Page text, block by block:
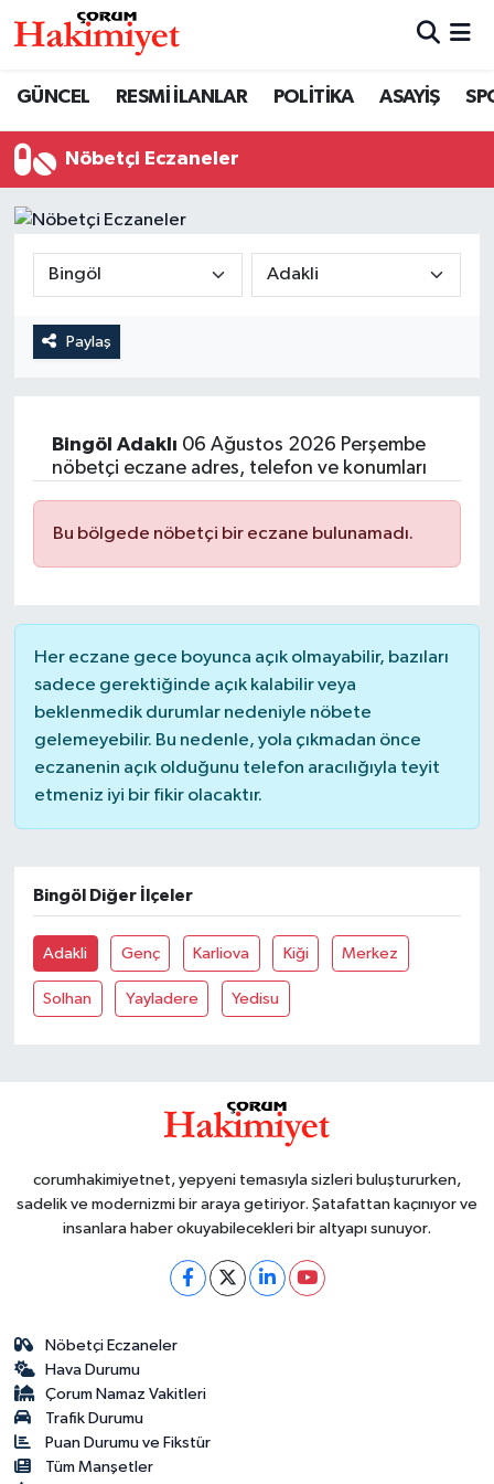
GÜNCEL RESMİ İLANLAR POLİTİKA ASAYİŞ
Nöbetçi Eczaneler
Paylaş
Bingöl Adaklı 06 Ağustos 2026 Perşembe
nöbetçi eczane adres, telefon ve konumları
Bu bölgede nöbetçi bir eczane bulunamadı.
Her eczane gece boyunca açık olmayabilir, bazıları
sadece gerektiğinde açık kalabilir veya
beklenmedik durumlar nedeniyle nöbete
gelemeyebilir. Bu nedenle, yola çıkmadan önce
eczanenin açık olduğunu telefon aracılığıyla teyit
etmeniz iyi bir fikir olacaktır.
Bingöl Diğer İlçeler
Adakli Genç Karliova Kiği Merkez
Solhan Yayladere Yedisu
corumhakimiyetnet, yepyeni temasıyla sizleri buluştururken,
sadelik ve modernizmi bir araya getiriyor. Şatafattan kaçınıyor ve
insanlara haber okuyabilecekleri bir altyapı sunuyor.
Nöbetçi Eczaneler
Hava Durumu
Çorum Namaz Vakitleri
Trafik Durumu
Puan Durumu ve Fikstür
Tüm Manşetler
ASAYİŞ
GÜNCEL
EĞİTİM
İLÇELER
Nöbetçi Eczaneler
Trafik Durumu
Tüm Manşetler
Haber Arşivi